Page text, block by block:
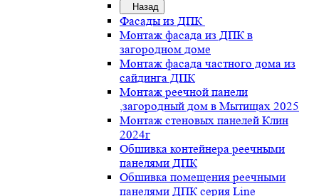
Назад
Фасады из ДПК
Монтаж фасада из ДПК в
загородном доме
Монтаж фасада частного дома из
сайдинга ДПК
Монтаж реечной панели
,загородный дом в Мытищах 2025
Монтаж стеновых панелей Клин
2024г
Обшивка контейнера реечными
панелями ДПК
Обшивка помещения реечными
панелями ДПК серия Line